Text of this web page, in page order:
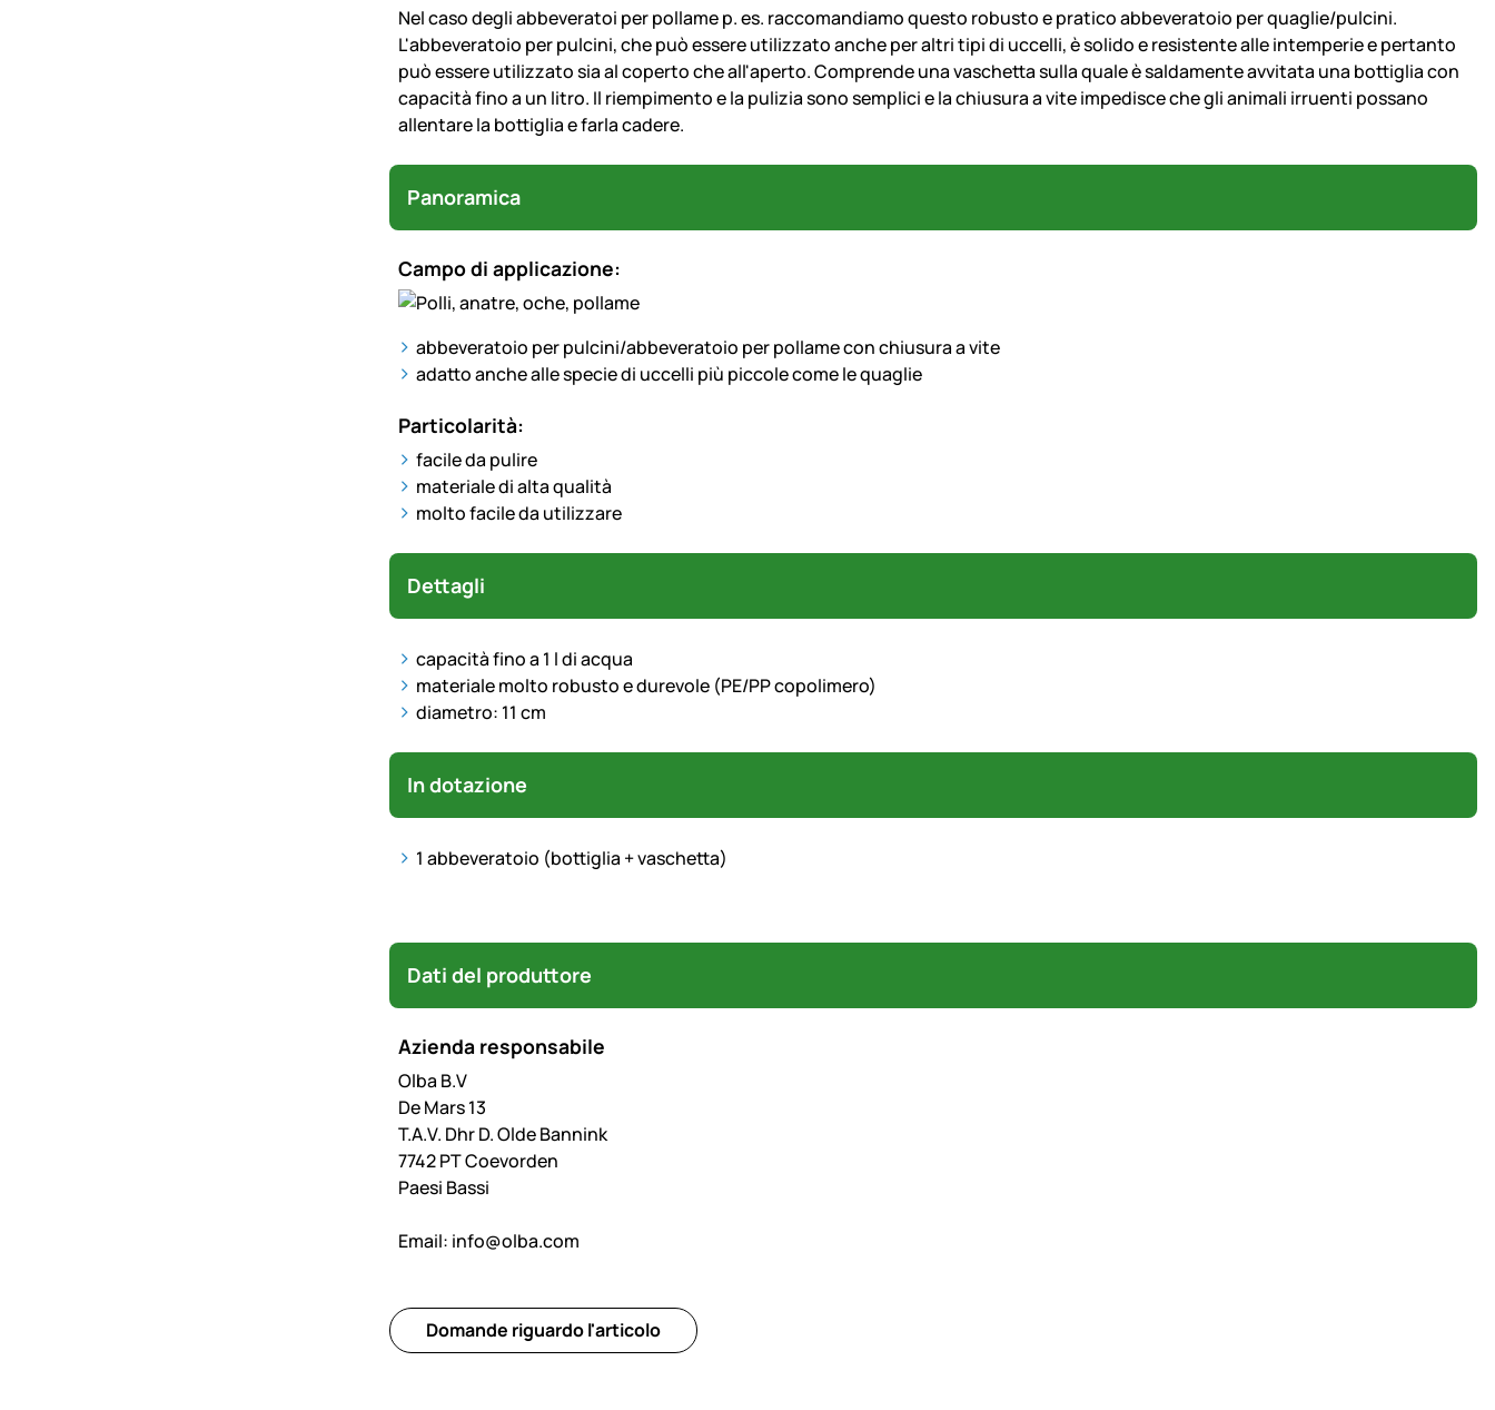
Nel caso degli abbeveratoi per pollame p. es. raccomandiamo questo robusto e pratico abbeveratoio per quaglie/pulcini.
L'abbeveratoio per pulcini, che puòessere utilizzato anche per altri tipi di uccelli, è solido e resistente alle intemperie e pertanto
puòessere utilizzato sia al coperto che all'aperto. Comprende una vaschetta sulla quale è saldamente avvitata una bottiglia con
capacità fino a un litro. Il riempimento e la pulizia sono semplici e la chiusura a vite impedisce che gli animali irruenti possano
allentare la bottiglia e farla cadere.
Panoramica
Campo di applicazione:
abbeveratoio per pulcini/abbeveratoio per pollame con chiusura a vite
adatto anche alle specie di uccelli più piccole come le quaglie
Particolarità:
facile da pulire
materiale di alta qualità
molto facile da utilizzare
Dettagli
capacità fino a 1 l di acqua
materiale molto robusto e durevole (PE/PP copolimero)
diametro: 11 cm
In dotazione
1 abbeveratoio (bottiglia + vaschetta)
Dati del produttore
Azienda responsabile
Olba B.V
De Mars 13
T.A.V. Dhr D. Olde Bannink
7742 PT Coevorden
Paesi Bassi
Email: info@olba.com
Domande riguardo l'articolo